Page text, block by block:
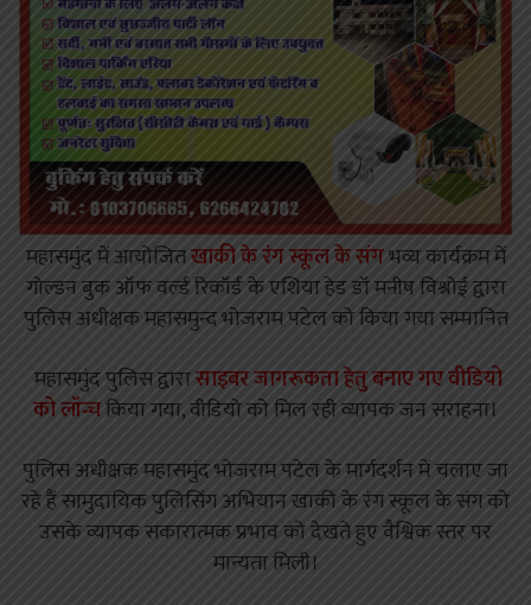
महासमुंद में आयोजितखाकी के रंग स्कूल के संगभव्य कार्यक्रम में
गोल्डन बुक ऑफ वर्ल्ड रिकॉर्ड के एशिया हेड डॉ मनीष विश्नोई द्वारा
पुलिस अधीक्षक महासमुन्द भोजराम पटेल को किया गया सम्मानित
महासमुंद पुलिस द्वारासाइबर जागरूकता हेतु बनाए गए वीडियो
को लॉन्चकिया गया, वीडियो को मिल रही व्यापक जन सराहना।
पुलिस अधीक्षक महासमुंद भोजराम पटेल के मार्गदर्शन में चलाए जा
रहे हैं सामुदायिक पुलिसिंग अभियान खाकी के रंग स्कूल के संग को
उसके व्यापक सकारात्मक प्रभाव को देखते हुए वैश्विक स्तर पर
मान्यता मिली।